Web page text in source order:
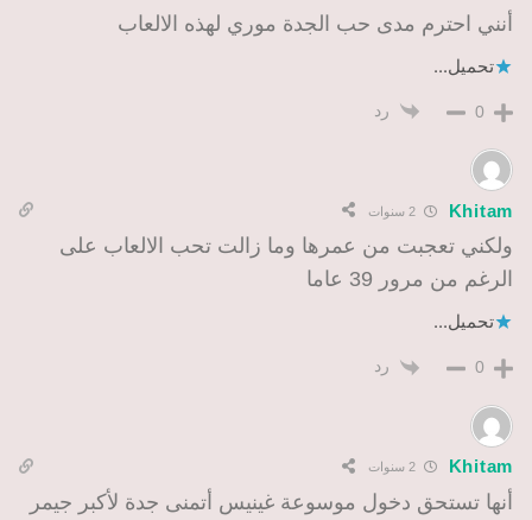
أنني احترم مدى حب الجدة موري لهذه الالعاب
تحميل...
0 رد
Khitam 2 سنوات
ولكني تعجبت من عمرها وما زالت تحب الالعاب على
الرغم من مرور 39 عاما
تحميل...
0 رد
Khitam 2 سنوات
أنها تستحق دخول موسوعة غينيس أتمنى جدة لأكبر جيمر